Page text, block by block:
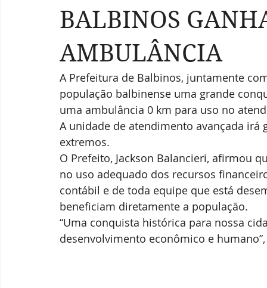
BALBINOS
AMBULÂNCIA
A Prefeitura de Balbinos, juntamente
população balbinense uma grande
uma ambulância 0 km para uso no
A unidade de atendimento avançada
extremos.
O Prefeito, Jackson Balancieri, afirmou
no uso adequado dos recursos
contábil e de toda equipe que está
beneficiam diretamente a população.
“Uma conquista histórica para nossa
desenvolvimento econômico e